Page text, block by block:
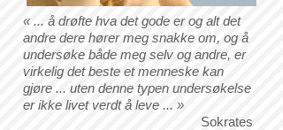
« ... å drøfte hva det gode er og alt det
andre dere hører meg snakke om, og å
undersøke både meg selv og andre, er
virkelig det beste et menneske kan
gjøre ... uten denne typen undersøkelse
er ikke livet verdt å leve ... »
Sokrates